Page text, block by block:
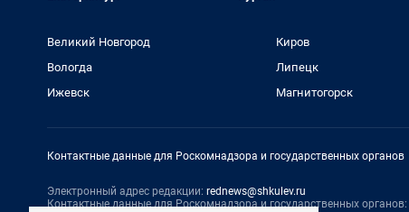
Великий Новгород
Вологда
Ижевск
Киров
Липецк
Магнитогорск
Контактные данные для Роскомнадзора и государственных органов
Электронный адрес редакции: rednews@shkulev.ru
Контактные данные для Роскомнадзора и государственных органов: